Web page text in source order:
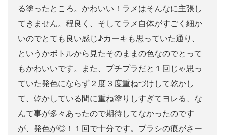
る塗ったところ。かわいい！ラメはそんなに主張し
てきません。程良く、そしてラメ自体がすごく細か
いのでとても良い感じ♪カーキも思っていた通り、
というかボトルから見たそのままの色なのでとって
もかわいいです。また、プチプラだと１回じゃ思っ
ていた発色にならず２度３度重ねづけして乾かし
て、乾かしている間に重ね塗りしすぎてヨレる、な
んて事が多々あったので期待してなかったのです
が、発色が◎！１回で十分です。ブラシの痕がさー